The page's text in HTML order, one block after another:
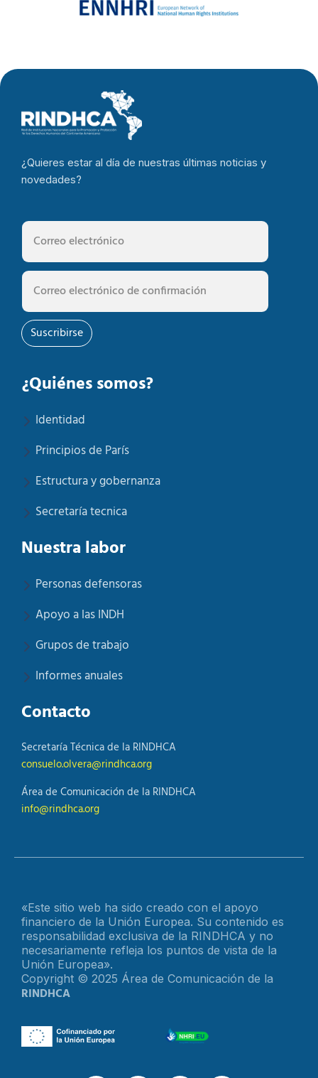
¿Quieres estar al día de nuestras últimas noticias y
novedades?
Suscribirse
¿Quiénes somos?
Identidad
Principios de París
Estructura y gobernanza
Secretaría tecnica
Nuestra labor
Personas defensoras
Apoyo a las INDH
Grupos de trabajo
Informes anuales
Contacto
Secretaría Técnica de la RINDHCA
consuelo.olvera@rindhca.org
Área de Comunicación de la RINDHCA
info@rindhca.org
«Este sitio web ha sido creado con el apoyo
financiero de la Unión Europea. Su contenido es
responsabilidad exclusiva de la RINDHCA y no
necesariamente refleja los puntos de vista de la
Unión Europea».
Copyright © 2025 Área de Comunicación de la
RINDHCA